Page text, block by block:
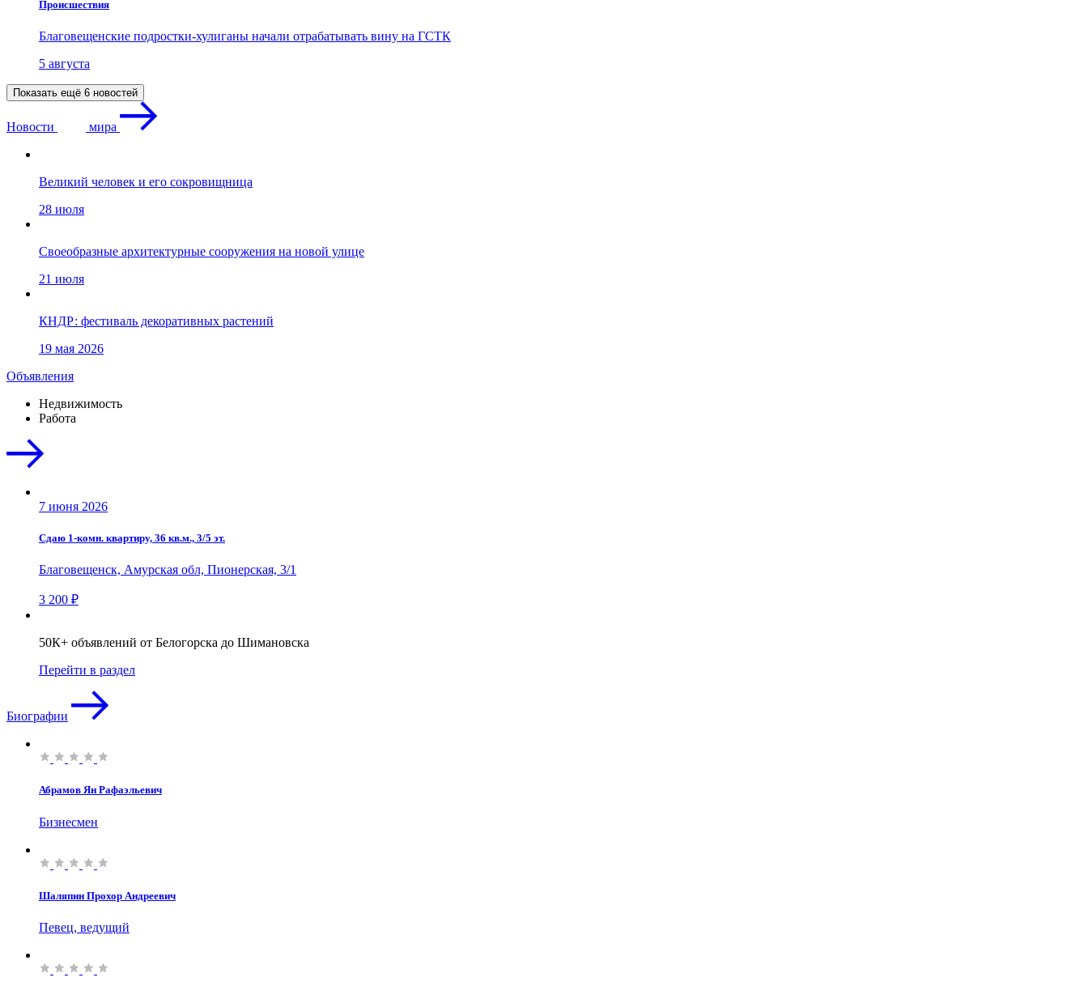
Проиcшествия
Благовещенские подростки-хулиганы начали отрабатывать вину на ГСТК
5 августа
Показать ещё 6 новостей
Новости мира
Великий человек и его сокровищница
28 июля
Своеобразные архитектурные сооружения на новой улице
21 июля
КНДР: фестиваль декоративных растений
19 мая 2026
Объявления
Недвижимость
Работа
7 июня 2026
Сдаю 1-комн. квартиру, 36 кв.м., 3/5 эт.
Благовещенск, Амурская обл, Пионерская, 3/1
3 200 ₽
50К+ объявлений от Белогорска до Шимановска
Перейти в раздел
Биографии
Абрамов Ян Рафаэльевич
Бизнесмен
Шаляпин Прохор Андреевич
Певец, ведущий